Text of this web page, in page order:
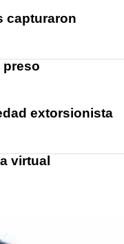
capturaron
preso
extorsionista
virtual